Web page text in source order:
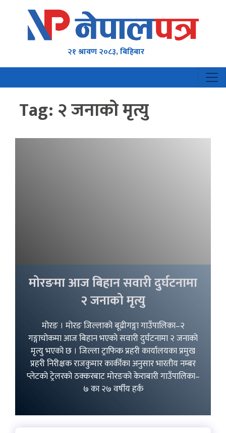
२१ श्रावण २०८३, बिहिबार
Tag: २ जनाको मृत्यु
मोरङमा आज बिहान सवारी दुर्घटनामा
२ जनाको मृत्यु
मोरङ । मोरङ जिल्लाको बूढीगङ्गा गाउँपालिका–२
गङ्गाचोकमा आज बिहान भएको सवारी दुर्घटनामा २ जनाको
मृत्यु भएको छ । जिल्ला ट्राफिक प्रहरी कार्यालयका प्रमुख
प्रहरी निरीक्षक राजकुमार कार्कीका अनुसार भारतीय नम्बर
प्लेटको ट्रेलरको ठक्करबाट मोरङको केराबारी गाउँपालिका–
७ का २७ वर्षीय हर्क